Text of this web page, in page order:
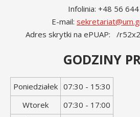
Infolinia: +48 56
E-mail:
Adres skrytki na ePUAP: /
GODZINY
Dzień
tygodnia
Godziny
otwarcia
Poniedziałek 07:30 - 15:30
Wtorek
07:30 - 17:00